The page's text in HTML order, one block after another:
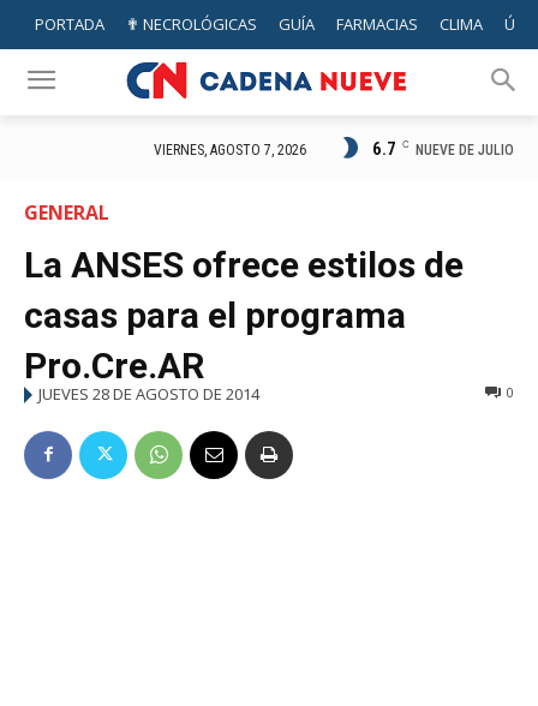
PORTADA ✟ NECROLÓGICAS GUÍA FARMACIAS CLIMA
VIERNES, AGOSTO 7, 2026 6.7 C NUEVE DE JULIO
GENERAL
La ANSES ofrece estilos de
casas para el programa
Pro.Cre.AR
JUEVES 28 DE AGOSTO DE 2014 0